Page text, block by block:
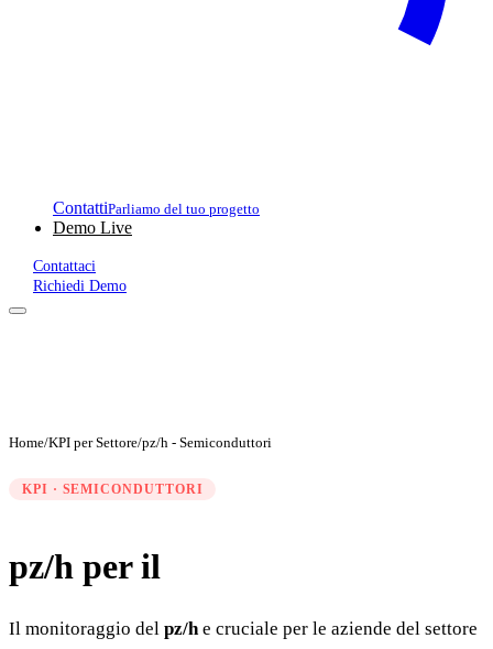
ContattiParliamo del tuo progetto
Demo Live
Contattaci
Richiedi Demo
Home/KPI per Settore/pz/h - Semiconduttori
KPI · SEMICONDUTTORI
pz/h per il
Il monitoraggio del pz/h e cruciale per le aziende del settore